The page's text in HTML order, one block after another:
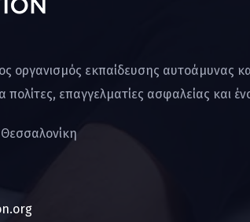
οργανισμός εκπαίδευσης αυτοάμυνας
επαγγελματίες ασφαλείας και